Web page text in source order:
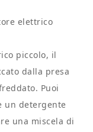
elettrico
piccolo, il
dalla presa
Puoi
un detergente
una miscela di